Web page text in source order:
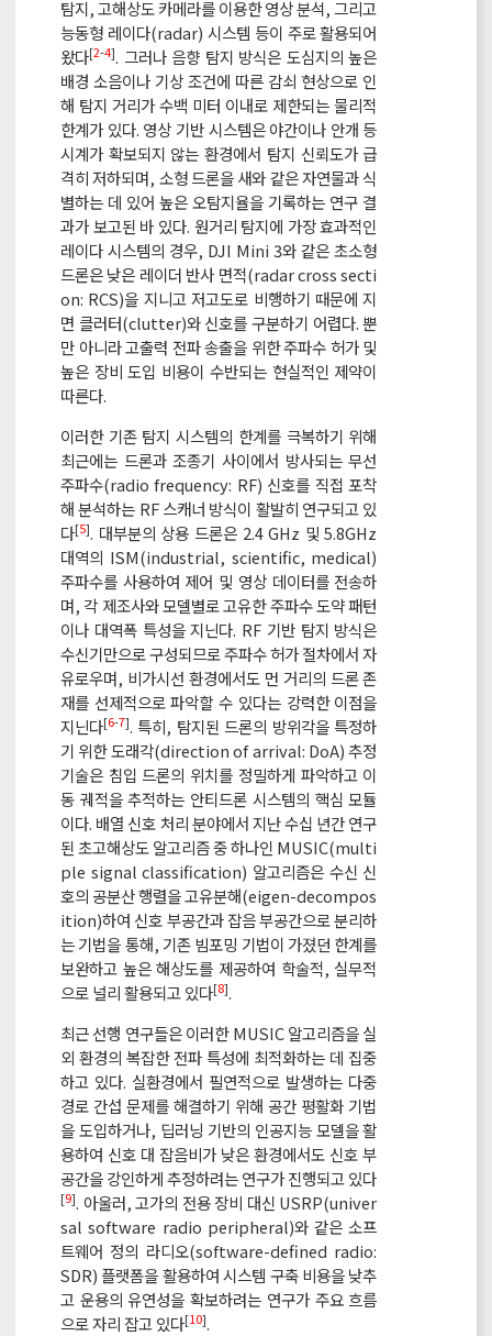
탐지, 고해상도 카메라를 이용한 영상 분석, 그리고
능동형 레이다(radar) 시스템 등이 주로 활용되어
왔다[2-4]. 그러나 음향 탐지 방식은 도심지의 높은
배경 소음이나 기상 조건에 따른 감쇠 현상으로 인
해 탐지 거리가 수백 미터 이내로 제한되는 물리적
한계가 있다. 영상 기반 시스템은 야간이나 안개 등
시계가 확보되지 않는 환경에서 탐지 신뢰도가 급
격히 저하되며, 소형 드론을 새와 같은 자연물과 식
별하는 데 있어 높은 오탐지율을 기록하는 연구 결
과가 보고된 바 있다. 원거리 탐지에 가장 효과적인
레이다 시스템의 경우, DJI Mini 3와 같은 초소형
드론은 낮은 레이더 반사 면적(radar cross secti
on: RCS)을 지니고 저고도로 비행하기 때문에 지
면 클러터(clutter)와 신호를 구분하기 어렵다. 뿐
만 아니라 고출력 전파 송출을 위한 주파수 허가 및
높은 장비 도입 비용이 수반되는 현실적인 제약이
따른다.
이러한 기존 탐지 시스템의 한계를 극복하기 위해
최근에는 드론과 조종기 사이에서 방사되는 무선
주파수(radio frequency: RF) 신호를 직접 포착
해 분석하는 RF 스캐너 방식이 활발히 연구되고 있
다[5]. 대부분의 상용 드론은 2.4 GHz 및 5.8GHz
대역의 ISM(industrial, scientific, medical)
주파수를 사용하여 제어 및 영상 데이터를 전송하
며, 각 제조사와 모델별로 고유한 주파수 도약 패턴
이나 대역폭 특성을 지닌다. RF 기반 탐지 방식은
수신기만으로 구성되므로 주파수 허가 절차에서 자
유로우며, 비가시선 환경에서도 먼 거리의 드론 존
재를 선제적으로 파악할 수 있다는 강력한 이점을
지닌다[6-7]. 특히, 탐지된 드론의 방위각을 특정하
기 위한 도래각(direction of arrival: DoA) 추정
기술은 침입 드론의 위치를 정밀하게 파악하고 이
동 궤적을 추적하는 안티드론 시스템의 핵심 모듈
이다. 배열 신호 처리 분야에서 지난 수십 년간 연구
된 초고해상도 알고리즘 중 하나인 MUSIC(multi
ple signal classification) 알고리즘은 수신 신
호의 공분산 행렬을 고유분해(eigen-decompos
ition)하여 신호 부공간과 잡음 부공간으로 분리하
는 기법을 통해, 기존 빔포밍 기법이 가졌던 한계를
보완하고 높은 해상도를 제공하여 학술적, 실무적
으로 널리 활용되고 있다[8].
최근 선행 연구들은 이러한 MUSIC 알고리즘을 실
외 환경의 복잡한 전파 특성에 최적화하는 데 집중
하고 있다. 실환경에서 필연적으로 발생하는 다중
경로 간섭 문제를 해결하기 위해 공간 평활화 기법
을 도입하거나, 딥러닝 기반의 인공지능 모델을 활
용하여 신호 대 잡음비가 낮은 환경에서도 신호 부
공간을 강인하게 추정하려는 연구가 진행되고 있다
[9]. 아울러, 고가의 전용 장비 대신 USRP(univer
sal software radio peripheral)와 같은 소프
트웨어 정의 라디오(software-defined radio:
SDR) 플랫폼을 활용하여 시스템 구축 비용을 낮추
고 운용의 유연성을 확보하려는 연구가 주요 흐름
으로 자리 잡고 있다[10].